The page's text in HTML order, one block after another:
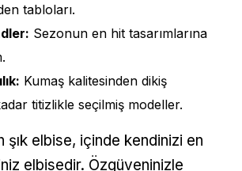
tabloları.
Sezonun en hit tasarımlarına
Kumaş kalitesinden dikiş
titizlikle seçilmiş modeller.
şık elbise, içinde kendinizi en
elbisedir. Özgüveninizle